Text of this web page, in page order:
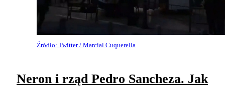
Źródło: Twitter / Marcial Cuquerella
Neron i rząd Pedro Sancheza. Jak